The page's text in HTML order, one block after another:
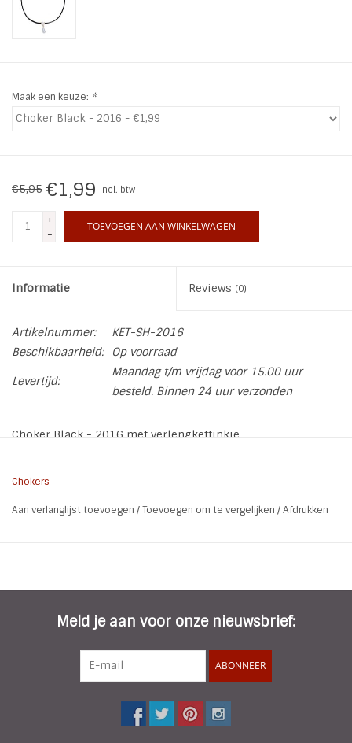
LIFESTYLE PRODUCTEN
SALE
Maak een keuze: *
€5,95 €1,99 Incl. btw
+
-
TOEVOEGEN AAN WINKELWAGEN
Informatie Reviews (0)
Artikelnummer:
KET-SH-2016
Beschikbaarheid:
Op voorraad
Levertijd:
Maandag t/m vrijdag voor 15.00 uur
besteld. Binnen 24 uur verzonden
Choker Black - 2016 met verlengkettinkje
Chokers
Aan verlanglijst toevoegen /Toevoegen om te vergelijken /Afdrukken
Meld je aan voor onze nieuwsbrief:
ABONNEER